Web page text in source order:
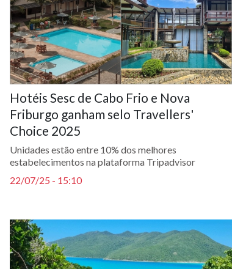
Hotéis Sesc de Cabo Frio e Nova
Friburgo ganham selo Travellers'
Choice 2025
Unidades estão entre 10% dos melhores
estabelecimentos na plataforma Tripadvisor
22/07/25 - 15:10